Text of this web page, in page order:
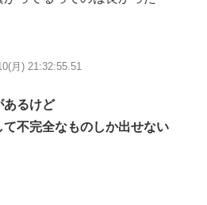
月) 21:32:55.51
あるけど
不完全なものしか出せない